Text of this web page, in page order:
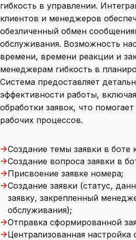
гибкость в управлении.
клиентов и менеджеров
обезличенный обмен
обслуживания. Возможность
времени, времени реакции и
менеджерам гибкость в
Система предоставляет
эффективности работы,
обработки заявок, что
рабочих процессов.
→Создание темы заявки в боте
→Создание вопроса заявки в
→Присвоение заявке номера;
→Создание заявки (статус,
заявку, закрепленный
обслуживания);
→Отправка сформированной
→Централизованная настройка